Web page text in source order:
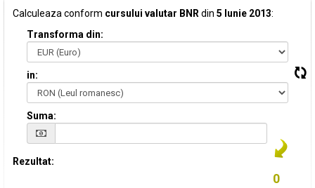
Calculeaza conform cursului valutar BNR din 5 Iunie 2013:
Transforma din:
in:
Suma:
Rezultat: